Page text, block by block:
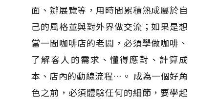
面、辦展覽等，用時間累積熟成屬於自
己的風格並與對外界做交流；如果是想
當一間咖啡店的老闆，必須學做咖啡、
了解客人的需求、懂得應對、計算成
本、店內的動線流程…。 成為一個好角
色之前，必須體驗任何的細節，要學起